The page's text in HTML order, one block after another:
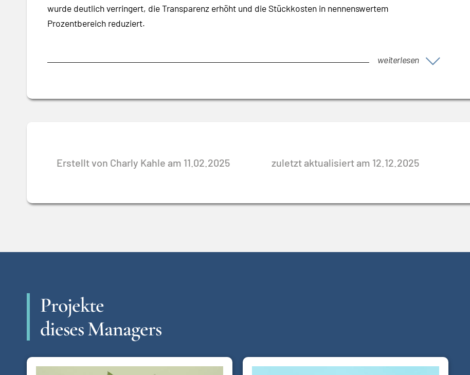
wurde deutlich verringert, die Transparenz erhöht und die Stückkosten in nennenswertem
Prozentbereich reduziert.
weiterlesen
Erstellt von Charly Kahle am 11.02.2025 zuletzt aktualisiert am 12.12.2025
Projekte
dieses Managers